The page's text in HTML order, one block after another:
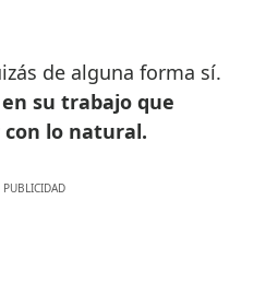
de alguna forma sí.
su trabajo que
lo natural.